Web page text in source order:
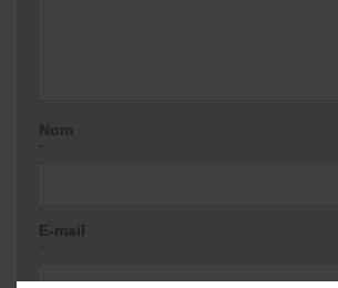
Nom
E-mail